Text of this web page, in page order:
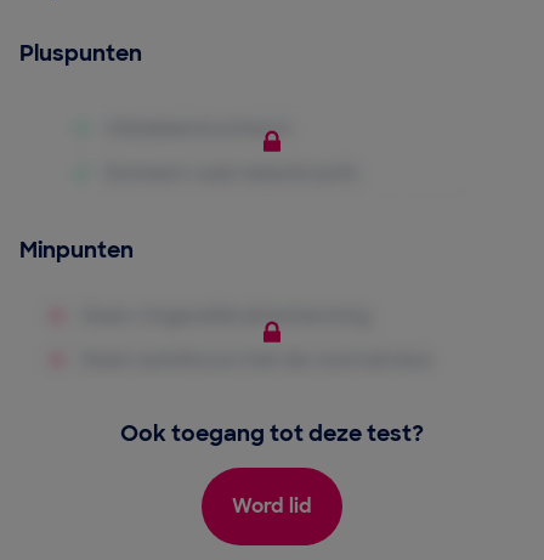
Pluspunten
Minpunten
Ook toegang tot deze test?
Word lid